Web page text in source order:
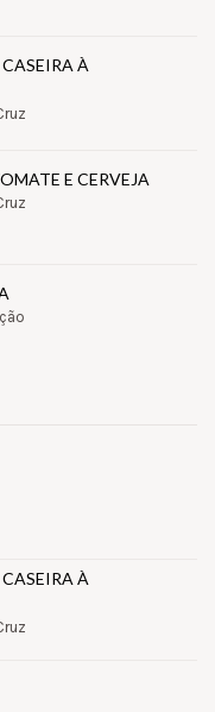
À
E CERVEJA
À